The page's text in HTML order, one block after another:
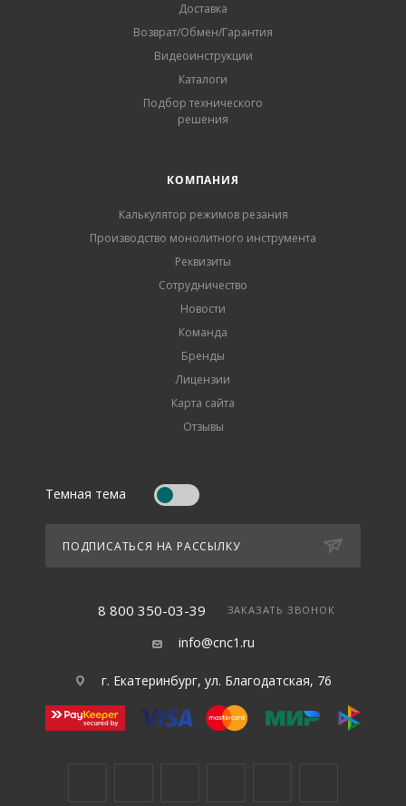
Доставка
Возврат/Обмен/Гарантия
Видеоинструкции
Каталоги
Подбор технического
решения
КОМПАНИЯ
Калькулятор режимов резания
Производство монолитного инструмента
Реквизиты
Сотрудничество
Новости
Команда
Бренды
Лицензии
Карта сайта
Отзывы
Темная тема
ПОДПИСАТЬСЯ НА РАССЫЛКУ
8 800 350-03-39 ЗАКАЗАТЬ ЗВОНОК
info@cnc1.ru
г. Екатеринбург, ул. Благодатская, 76